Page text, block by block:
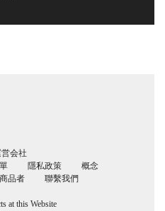
会社
隱私政策
概念
品者
聯繫我們
at this Website